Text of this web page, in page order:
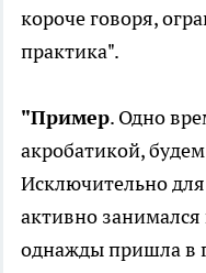
короче говоря,
практика".
"Пример. Одно
акробатикой,
Исключительно
активно
однажды пришла в